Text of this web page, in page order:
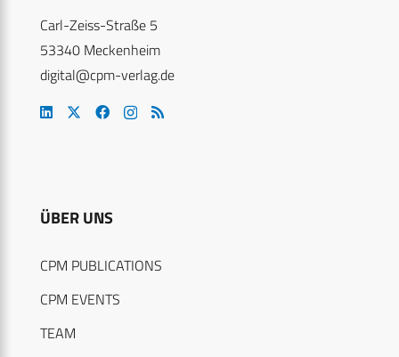
Carl-Zeiss-Straße 5
53340 Meckenheim
digital@cpm-verlag.de
ÜBER UNS
CPM PUBLICATIONS
CPM EVENTS
TEAM